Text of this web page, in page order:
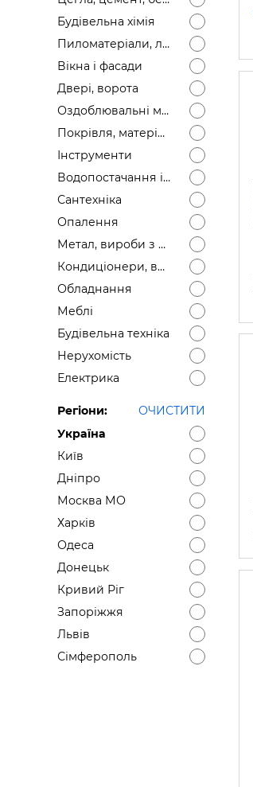
Будівельна хімія
Пиломатеріали, лісоматеріали
Вікна і фасади
Двері, ворота
Оздоблювальні матеріали
Покрівля, матеріали
Інструменти
Водопостачання і каналізація
Сантехніка
Опалення
Метал, вироби з металу
Кондиціонери, вентиляція
Обладнання
Меблі
Будівельна техніка
Нерухомість
Електрика
Регіони:
ОЧИСТИТИ
Україна
Київ
Дніпро
Москва МО
Харків
Одеса
Донецьк
Кривий Ріг
Запоріжжя
Львів
Сімферополь